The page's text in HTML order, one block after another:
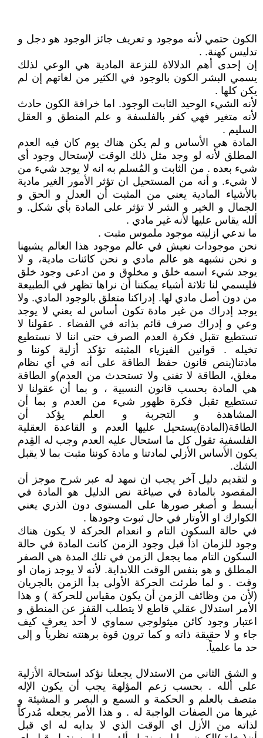
الكون حتمي لأنه موجود و تعريف جائز الوجود هو دجل و
تدليس كهنة. .
إن إحدى أهم الدلالاة للنزعة المادية هي الوعي لذلك
يسمي البشر الكون بالوجود في الكثير من لغاتهم إن لم
يكن كلها .
لأنه الشيء الوحيد الثابت الوجود. اما خرافة الكون حادث
لأنه متغير فهي كفر بالفلسفة و علم المنطق و العقل
السليم .
المادة هي الأساس و لم يكن هناك يوم كان فيه العدم
المطلق لأنه لو وجد مثل ذلك الوقت لإستحال وجود أي
شيء بعده . من الثابت و المُسلم به انه لا يوجد شيء من
لا شيء. و أنه من المستحيل ان تؤثر الأمور الغير مادية
بالأشياء المادية يعني من المثبت أن العدل و الحق و
الجمال و الخير و الشر لا تؤثر على المادة بأي شكل. و
ألله يقاس عليها لأنه غير مادي .
ما ندعي ازليته موجود ملموس مثبت .
نحن موجودات نعيش في عالم موجود هذا العالم يشبهنا
و نحن نشبهه هو عالم مادي و نحن كائنات مادية، و لا
يوجد شيء اسمه خلق و مخلوق و من ادعى وجود خلق
فليسمي لنا ثلاثة أشياء يمكننا أن نراها تظهر في الطبيعة
من دون أصل مادي لها. إدراكنا متعلق بالوجود المادي. ولا
يوجد إدراك من غير مادة تكون أساس له يعني لا يوجد
وعي و إدراك صرف قائم بذاته في الفضاء . عقولنا لا
تستطيع تقبل فكرة العدم الصرف حتى اننا لا نستطيع
تخيله . قوانين الفيزياء المثبته تؤكد أزلية كوننا و
مادتنا(ينص قانون حفظ الطاقة على أنه في أي نظام
مغلق، الطاقة لا تفنى ولا تستحدث من العدم)و الطاقة
هي المادة بحسب قانون النسبية ، و بما أن عقولنا لا
تستطيع تقبل فكرة ظهور شيء من العدم و بما أن
المشاهدة و التجربة و العلم يؤكد أن
الطاقة(المادة)يستحيل عليها العدم و القاعدة العقلية
الفلسفية تقول كل ما استحال عليه العدم وجب له القِدم
يكون الأساس الأزلي لمادتنا و مادة كوننا مثبت بما لا يقبل
الشك.
و لتقديم دليل آخر يجب ان نمهد له عبر شرح موجز أن
المقصود بالمادة في صياغة نص الدليل هو المادة في
أبسط و أصغر صورها على المستوى دون الذري يعني
الكوارك او الأوتار في حال ثبوت وجودها .
في حالة السكون التام و انعدام الحركة لا يكون هناك
وجود للزمان اذاً قبل وجود الزمن كانت المادة في حالة
السكون التام مما يجعل الزمن في تلك المدة هي الصفر
المطلق و هو بنفس الوقت اللابداية. لأنه لا يوجد زمان او
وقت . و لما طرئت الحركة الأولى بدأ الزمن بالجريان
(لأن من وظائف الزمن أن يكون مقياس للحركة ) و هذا
الأمر استدلال عقلي قاطع لا يتطلب القفز عن المنطق و
اعتبار وجود كائن ميثولوجي سماوي لا أحد يعرف كيف
جاء و لا حقيقة ذاته و كما ترون قوة برهنته نظرياً و إلى
حد ما علمياً.
و الشق الثاني من الاستدلال يجعلنا نؤكد استحالة الأزلية
على ألله . بحسب زعم المؤلهة يجب أن يكون الإله
متصف بالعلم و الحكمة و السمع و البصر و المشيئة و
غيرها من الصفات الواجبة له . و هذا الأمر يجعله مُدركاً
لذاته من الأزل اي الوقت الذي لا بدايه له اي قبل